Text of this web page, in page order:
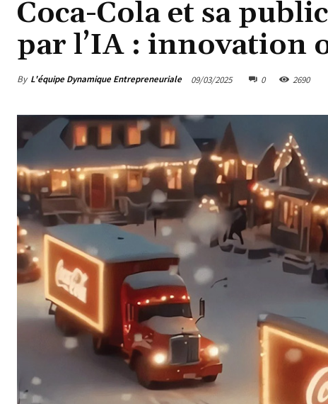
Coca-Cola et sa
par l’IA : innovation
By L'équipe Dynamique Entrepreneuriale 09/03/2025 0 2690